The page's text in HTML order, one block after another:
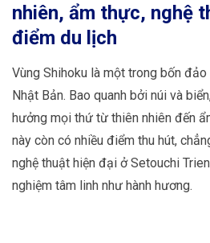
Đóng
nhiên, ẩm thực, nghệ
điểm du lịch
Vùng Shihoku là một trong bốn
Nhật Bản. Bao quanh bởi núi và
hưởng mọi thứ từ thiên nhiên đến
này còn có nhiều điểm thu hút,
nghệ thuật hiện đại ở Setouchi
nghiệm tâm linh như hành hương.